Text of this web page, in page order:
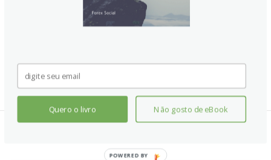
Quero o livro Não gosto de eBook
POWERED BY